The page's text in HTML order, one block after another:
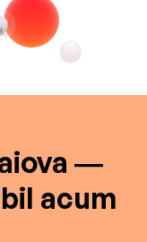
—
acum